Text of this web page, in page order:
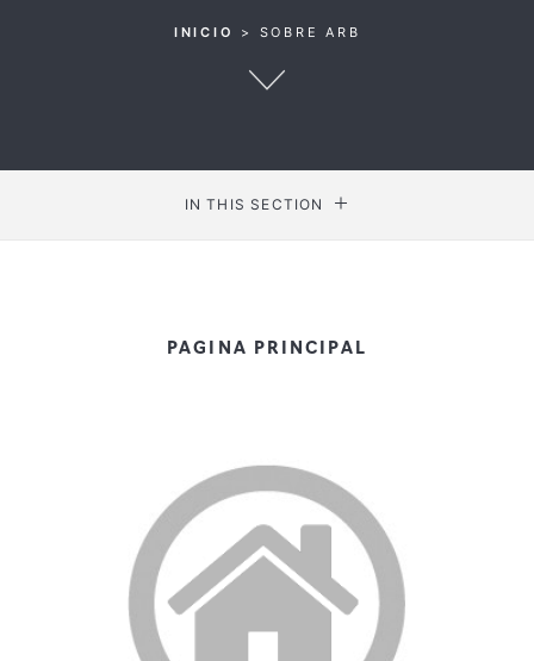
INICIO > SOBRE ARB
IN THIS SECTION
PAGINA PRINCIPAL